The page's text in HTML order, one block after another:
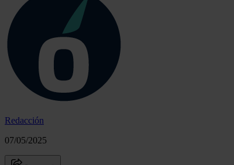
Redacción
07/05/2025